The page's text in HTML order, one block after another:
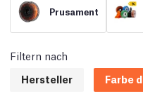
Prusament
Filtern nach
Hersteller
Farbe